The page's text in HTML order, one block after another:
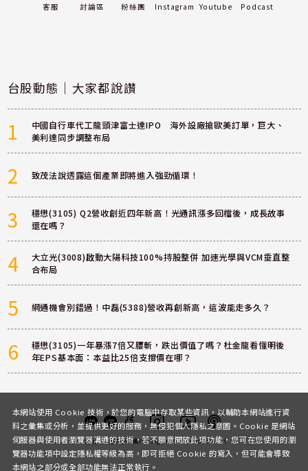
客服 討論區 粉絲團 Instagram Youtube Podcast
台股動態｜大家都說讚
1
中國自行車代工龍頭津富士達IPO 海外設廠搶歐美訂單，巨大、
美利達同步調整布局
2 致茂法說透露這個產業即將進入強勁循環！
3
穩懋(3105) Q2營收創近四年新高！光通訊漲多回檔後，成長故事
還在嗎？
4
大立光(3008)啟動大陽科技100%持股整併 加速光學與VCM垂直整
合布局
5 網通機會別錯過！中磊(5388)營收再創新高，這波能走多久？
6
穩懋(3105)一年暴漲7倍又腰斬，跌出價值了嗎？杜金龍看懂明後
年EPS基本面：本益比25倍支撐價在哪？
客服 討論區粉絲團InstagramYoutubePodcast
本網站使用 Cookie 技術，於您的電腦中存取某些資訊，以輔助本網站進行資
料之彙集或分析，並提供更好的服務，無侵犯個人隱私之意圖。Cookie 是網站
伺服器與使用者瀏覽器溝通的技術，若不願意開放此項功能，您可在您使用的瀏
覽器功能項中設定隱私權等級為高，即可拒絕 Cookie 的寫入，但可能會導致
本網站之部分或全部功能無法正常執行。